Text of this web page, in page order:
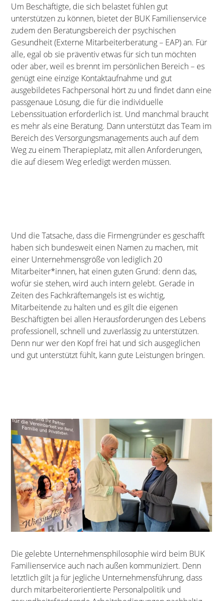
Um Beschäftigte, die sich belastet fühlen gut
unterstützen zu können, bietet der BUK Familienservice
zudem den Beratungsbereich der psychischen
Gesundheit (Externe Mitarbeiterberatung – EAP) an. Für
alle, egal ob sie präventiv etwas für sich tun möchten
oder aber, weil es brennt im persönlichen Bereich – es
genügt eine einzige Kontaktaufnahme und gut
ausgebildetes Fachpersonal hört zu und findet dann eine
passgenaue Lösung, die für die individuelle
Lebenssituation erforderlich ist. Und manchmal braucht
es mehr als eine Beratung. Dann unterstützt das Team im
Bereich des Versorgungsmanagements auch auf dem
Weg zu einem Therapieplatz, mit allen Anforderungen,
die auf diesem Weg erledigt werden müssen.
Und die Tatsache, dass die Firmengründer es geschafft
haben sich bundesweit einen Namen zu machen, mit
einer Unternehmensgröße von lediglich 20
Mitarbeiter*innen, hat einen guten Grund: denn das,
wofür sie stehen, wird auch intern gelebt. Gerade in
Zeiten des Fachkräftemangels ist es wichtig,
Mitarbeitende zu halten und es gilt die eigenen
Beschäftigten bei allen Herausforderungen des Lebens
professionell, schnell und zuverlässig zu unterstützen.
Denn nur wer den Kopf frei hat und sich ausgeglichen
und gut unterstützt fühlt, kann gute Leistungen bringen.
Die gelebte Unternehmensphilosophie wird beim BUK
Familienservice auch nach außen kommuniziert. Denn
letztlich gilt ja für jegliche Unternehmensführung, dass
durch mitarbeiterorientierte Personalpolitik und